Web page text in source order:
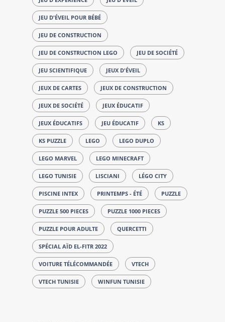
JEU D'ÉVEIL POUR BÉBÉ
JEU DE CONSTRUCTION
JEU DE CONSTRUCTION LEGO JEU DE SOCIÉTÉ
JEU SCIENTIFIQUE JEUX D'ÉVEIL
JEUX DE CARTES JEUX DE CONSTRUCTION
JEUX DE SOCIÉTÉ JEUX ÉDUCATIF
JEUX ÉDUCATIFS JEU ÉDUCATIF KS
KS PUZZLE LEGO LEGO DUPLO
LEGO MARVEL LEGO MINECRAFT
LEGO TUNISIE LISCIANI LÉGO CITY
PISCINE INTEX PRINTEMPS - ÉTÉ PUZZLE
PUZZLE 500 PIECES PUZZLE 1000 PIECES
PUZZLE POUR ADULTE QUERCETTI
SPÉCIAL AÏD EL-FITR 2022
VOITURE TÉLÉCOMMANDÉE VTECH
VTECH TUNISIE WINFUN TUNISIE